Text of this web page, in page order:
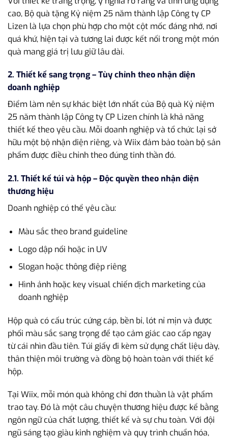
cao, Bộ quà tặng Kỷ niệm 25 năm thành lập Công ty CP
Lizen là lựa chọn phù hợp cho một cột mốc đáng nhớ, nơi
quá khứ, hiện tại và tương lai được kết nối trong một món
quà mang giá trị lưu giữ lâu dài.
2. Thiết kế sang trọng – Tùy chỉnh theo nhận diện
doanh nghiệp
Điểm làm nên sự khác biệt lớn nhất của Bộ quà Kỷ niệm
25 năm thành lập Công ty CP Lizen chính là khả năng
thiết kế theo yêu cầu. Mỗi doanh nghiệp và tổ chức lại sở
hữu một bộ nhận diện riêng, và Wiix đảm bảo toàn bộ sản
phẩm được điều chỉnh theo đúng tinh thần đó.
2.1. Thiết kế túi và hộp – Độc quyền theo nhận diện
thương hiệu
Doanh nghiệp có thể yêu cầu:
Màu sắc theo brand guideline
Logo dập nổi hoặc in UV
Slogan hoặc thông điệp riêng
Hình ảnh hoặc key visual chiến dịch marketing của
doanh nghiệp
Hộp quà có cấu trúc cứng cáp, bền bỉ, lót nỉ mịn và được
phối màu sắc sang trọng để tạo cảm giác cao cấp ngay
từ cái nhìn đầu tiên. Túi giấy đi kèm sử dụng chất liệu dày,
thân thiện môi trường và đồng bộ hoàn toàn với thiết kế
hộp.
Tại Wiix, mỗi món quà không chỉ đơn thuần là vật phẩm
trao tay. Đó là một câu chuyện thương hiệu được kể bằng
ngôn ngữ của chất lượng, thiết kế và sự chu toàn. Với đội
ngũ sáng tạo giàu kinh nghiệm và quy trình chuẩn hóa,